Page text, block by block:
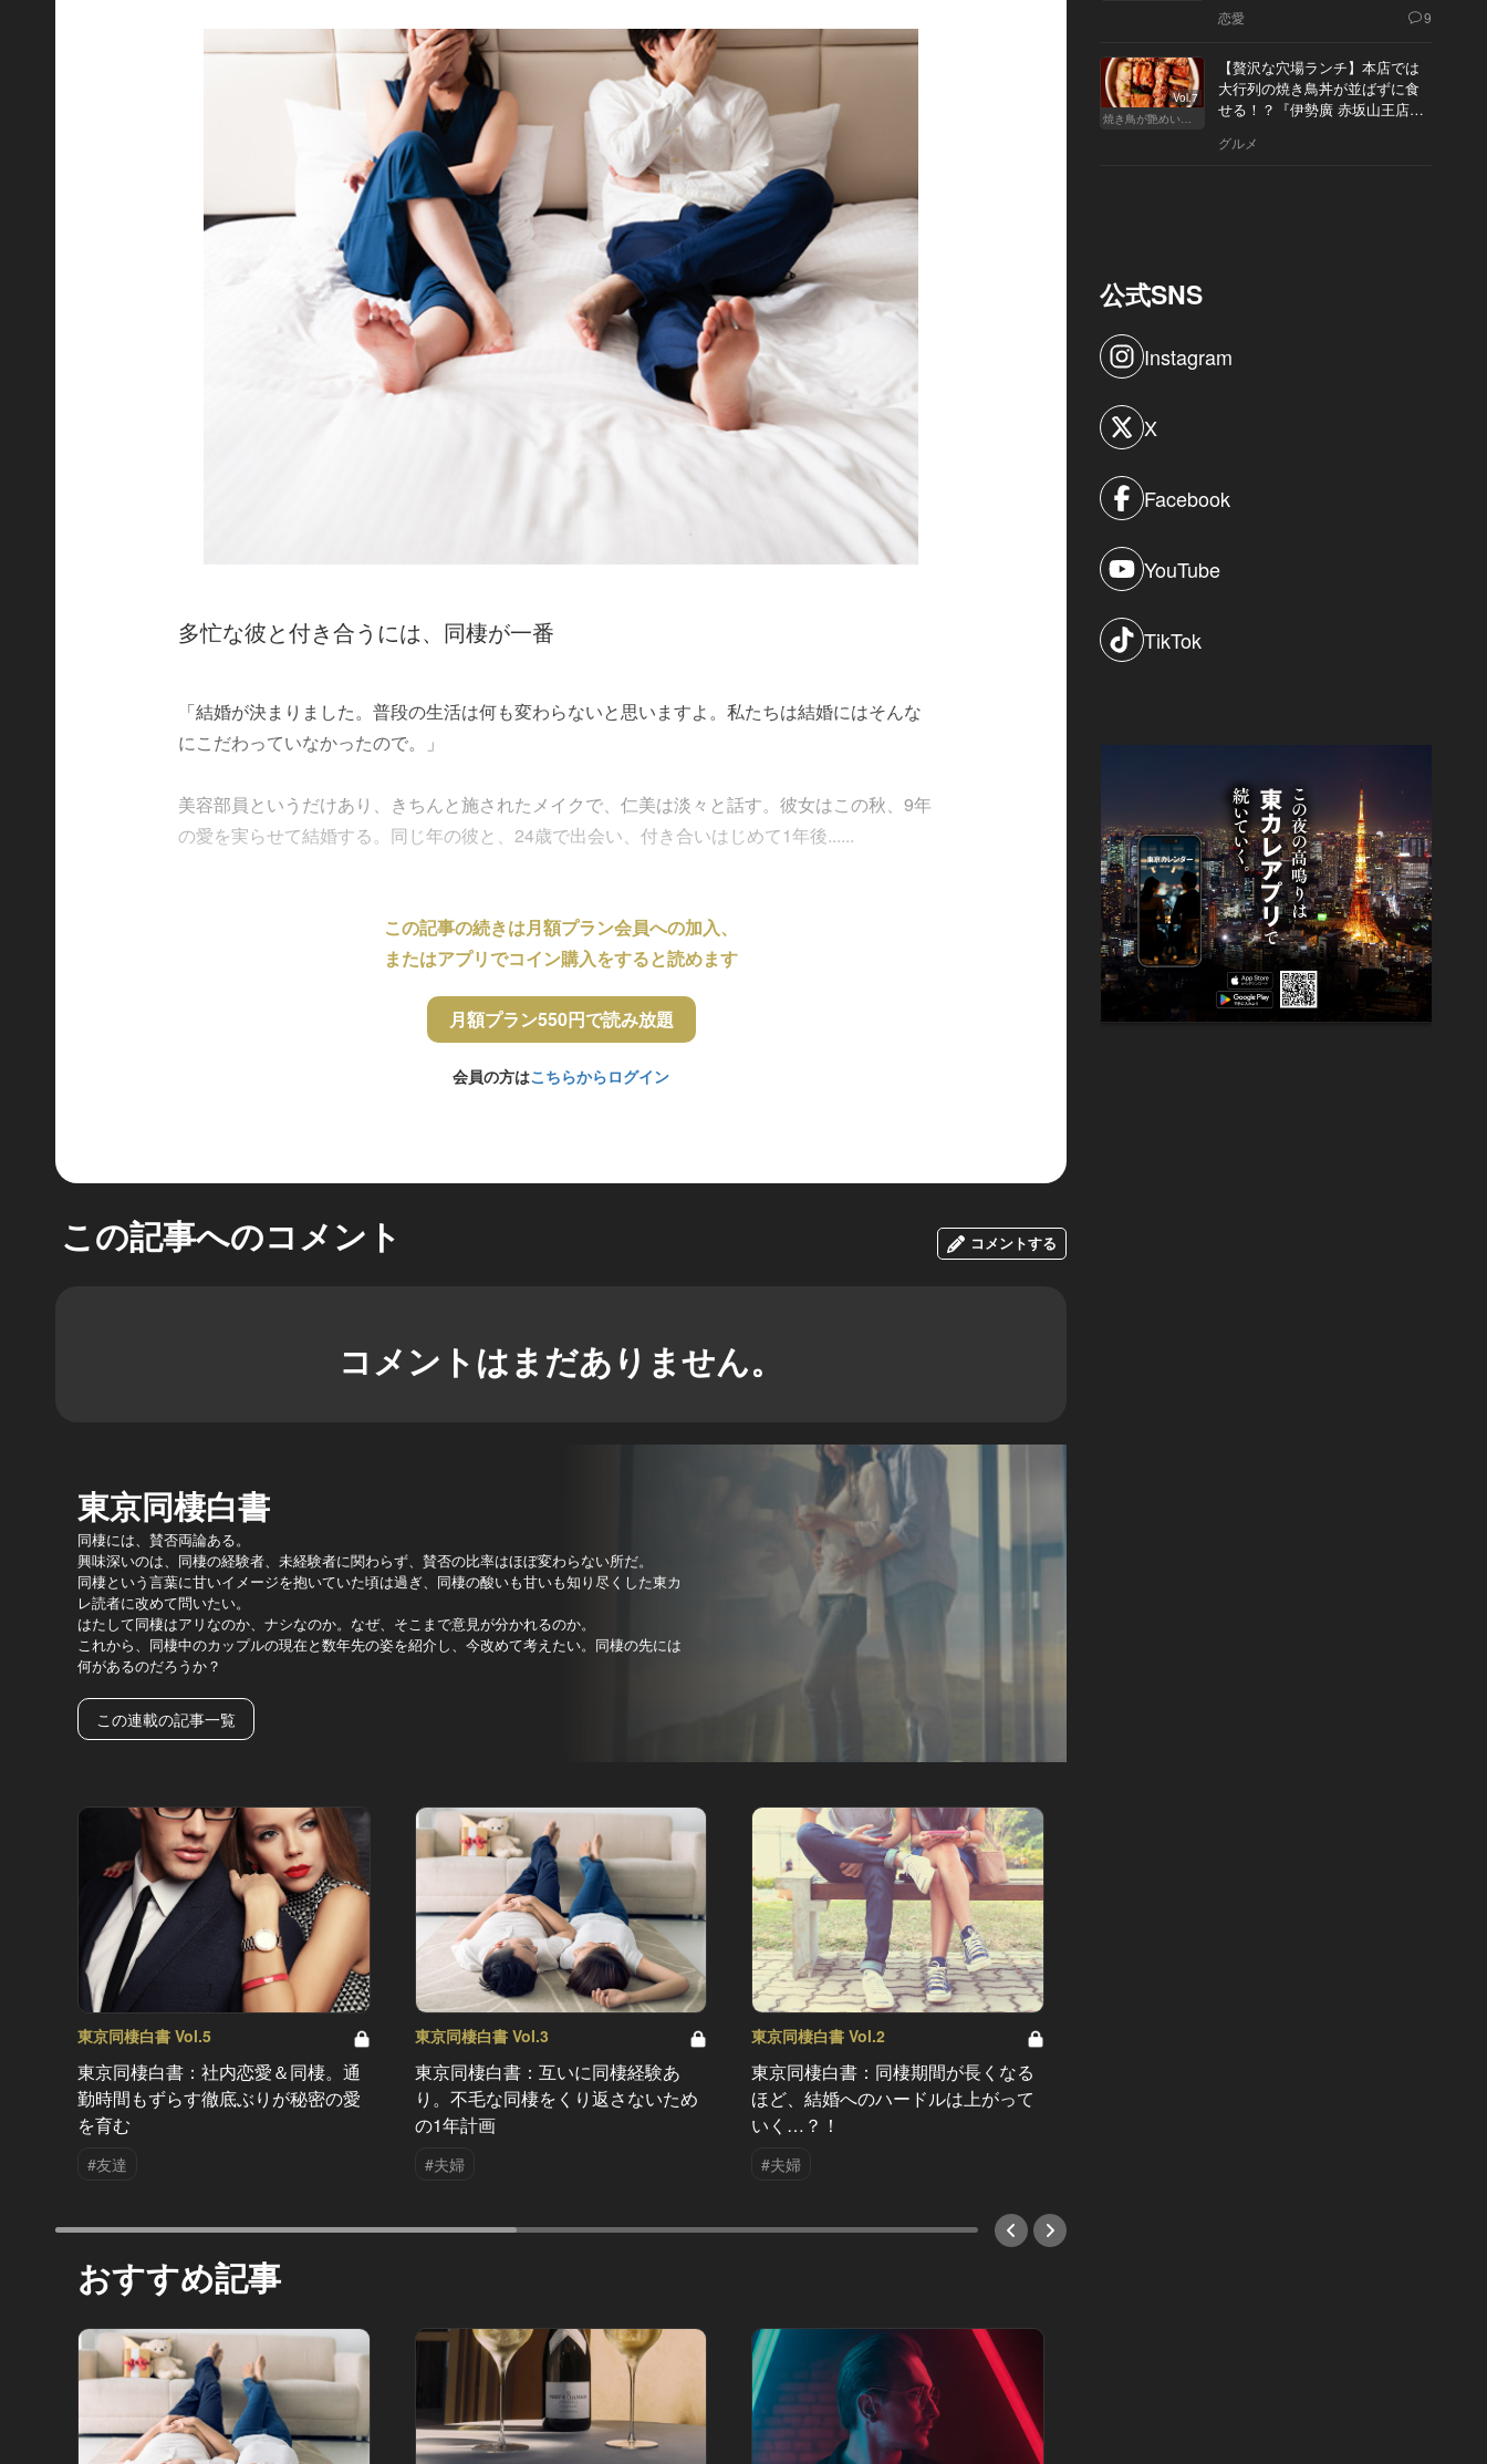
多忙な彼と付き合うには、同棲が一番
「結婚が決まりました。普段の生活は何も変わらないと思いますよ。私たちは結婚にはそんな
にこだわっていなかったので。」
美容部員というだけあり、きちんと施されたメイクで、仁美は淡々と話す。彼女はこの秋、9年
の愛を実らせて結婚する。同じ年の彼と、24歳で出会い、付き合いはじめて1年後......
この記事の続きは月額プラン会員への加入、
またはアプリでコイン購入をすると読めます
月額プラン550円で読み放題
会員の方はこちらからログイン
この記事へのコメント コメントする
コメントはまだありません。
東京同棲白書
同棲には、賛否両論ある。
興味深いのは、同棲の経験者、未経験者に関わらず、賛否の比率はほぼ変わらない所だ。
同棲という言葉に甘いイメージを抱いていた頃は過ぎ、同棲の酸いも甘いも知り尽くした東カ
レ読者に改めて問いたい。
はたして同棲はアリなのか、ナシなのか。なぜ、そこまで意見が分かれるのか。
これから、同棲中のカップルの現在と数年先の姿を紹介し、今改めて考えたい。同棲の先には
何があるのだろうか？
この連載の記事一覧
東京同棲白書 Vol.5
東京同棲白書：社内恋愛＆同棲。通
勤時間もずらす徹底ぶりが秘密の愛
を育む
#友達
東京同棲白書 Vol.3
東京同棲白書：互いに同棲経験あ
り。不毛な同棲をくり返さないため
の1年計画
#夫婦
東京同棲白書 Vol.2
東京同棲白書：同棲期間が長くなる
ほど、結婚へのハードルは上がって
いく…？！
#夫婦
おすすめ記事
恋愛 9
Vol.7
焼き鳥が艶めいてきた
【贅沢な穴場ランチ】本店では
大行列の焼き鳥丼が並ばずに食
せる！？『伊勢廣 赤坂山王店』
グルメ
公式SNS
Instagram
X
Facebook
YouTube
TikTok